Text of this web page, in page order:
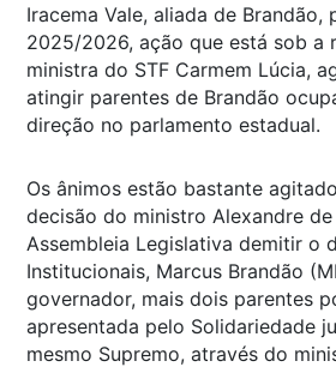
Iracema Vale, aliada de Brandão,
2025/2026, ação que está sob a
ministra do STF Carmem Lúcia,
atingir parentes de Brandão
direção no parlamento estadual.
Os ânimos estão bastante
decisão do ministro Alexandre
Assembleia Legislativa demitir o
Institucionais, Marcus Brandão
governador, mais dois parentes
apresentada pelo Solidariedade
mesmo Supremo, através do